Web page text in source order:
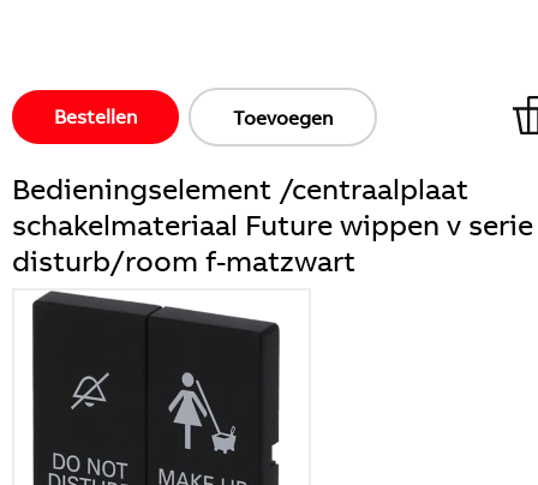
Bestellen Toevoegen
Bedieningselement /centraalplaat
schakelmateriaal Future wippen v serie
disturb/room f-matzwart